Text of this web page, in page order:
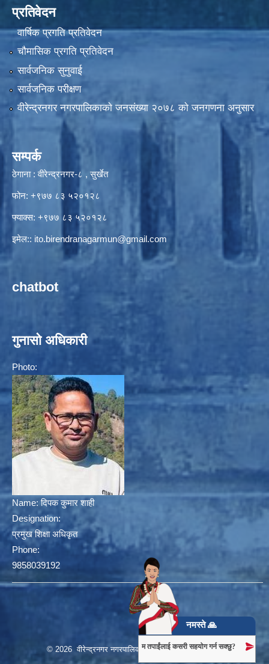
प्रतिवेदन
वार्षिक प्रगति प्रतिवेदन
चौमासिक प्रगति प्रतिवेदन
सार्वजनिक सुनुवाई
सार्वजनिक परीक्षण
वीरेन्द्रनगर नगरपालिकाकाे जनसंख्या २०७८ काे जनगणना अनुसार
सम्पर्क
ठेगाना : वीरेन्द्रनगर-८ , सुर्खेत
फोन: +९७७ ८३ ५२०१२८
फ्याक्स: +९७७ ८३ ५२०१२८
इमेल:: ito.birendranagarmun@gmail.com
chatbot
गुनासो अधिकारी
Photo:
Name:दिपक कुमार शाही
Designation:
प्रमुख शिक्षा अधिकृत
Phone:
9858039192
© 2026 वीरेन्द्रनगर नगरपालिका, नगर कार्यपालिकाको कार्यालय
नमस्ते 🙏
म तपाईंलाई कसरी सहयोग गर्न सक्छु?